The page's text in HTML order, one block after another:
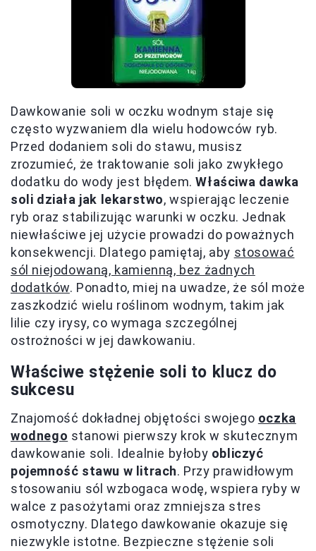
Dawkowanie soli w oczku wodnym staje się
często wyzwaniem dla wielu hodowców ryb.
Przed dodaniem soli do stawu, musisz
zrozumieć, że traktowanie soli jako zwykłego
dodatku do wody jest błędem.Właściwa dawka
soli działa jak lekarstwo, wspierając leczenie
ryb oraz stabilizując warunki w oczku. Jednak
niewłaściwe jej użycie prowadzi do poważnych
konsekwencji. Dlatego pamiętaj, aby stosować
sól niejodowaną, kamienną, bez żadnych
dodatków. Ponadto, miej na uwadze, że sól może
zaszkodzić wielu roślinom wodnym, takim jak
lilie czy irysy, co wymaga szczególnej
ostrożności w jej dawkowaniu.
Właściwe stężenie soli to klucz do
sukcesu
Znajomość dokładnej objętości swojego oczka
wodnego stanowi pierwszy krok w skutecznym
dawkowanie soli. Idealnie byłoby obliczyć
pojemność stawu w litrach. Przy prawidłowym
stosowaniu sól wzbogaca wodę, wspiera ryby w
walce z pasożytami oraz zmniejsza stres
osmotyczny. Dlatego dawkowanie okazuje się
niezwykle istotne. Bezpieczne stężenie soli